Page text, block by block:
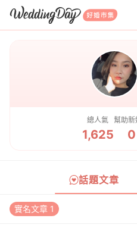
WeddingDay 好
總人氣
1,625
幫助新
0
話題文章
實名文章 1